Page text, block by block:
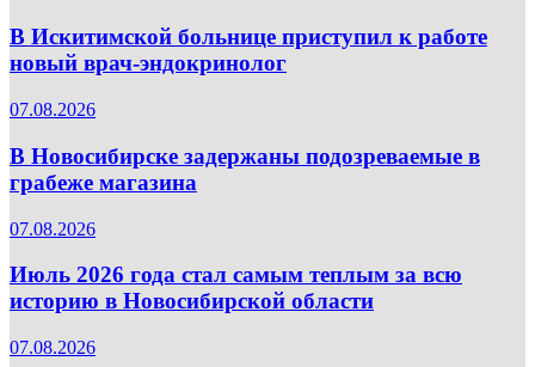
В Искитимской больнице приступил к работе
новый врач-эндокринолог
07.08.2026
В Новосибирске задержаны подозреваемые в
грабеже магазина
07.08.2026
Июль 2026 года стал самым теплым за всю
историю в Новосибирской области
07.08.2026